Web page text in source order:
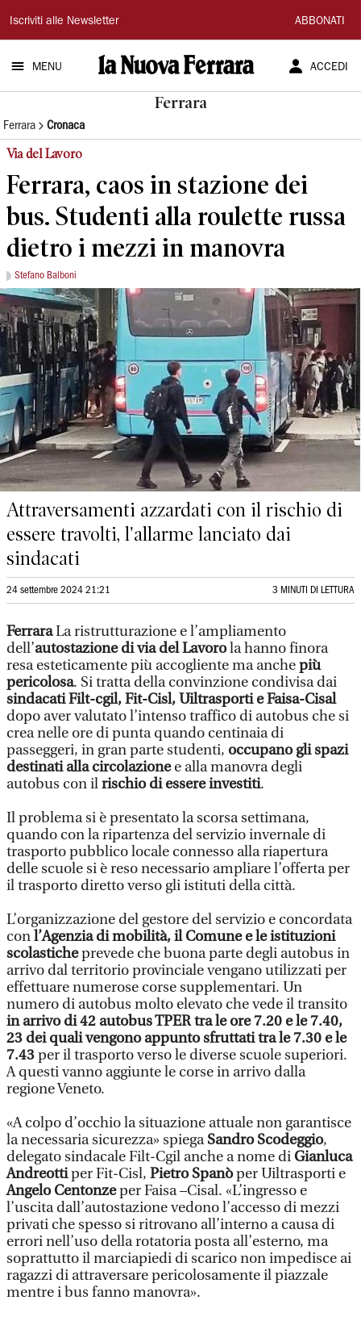
La
Nuova
Ferrara
Iscriviti alle Newsletter ABBONATI
MENU ACCEDI
Ferrara
Ferrara Cronaca
Via del Lavoro
Ferrara, caos in stazione dei
bus. Studenti alla roulette russa
dietro i mezzi in manovra
Stefano Balboni
Attraversamenti azzardati con il rischio di
essere travolti, l'allarme lanciato dai
sindacati
24 settembre 2024 21:21 3 MINUTI DI LETTURA
FerraraLa ristrutturazione e l’ampliamento
dell’autostazione di via del Lavorola hanno finora
resa esteticamente più accogliente ma anchepiù
pericolosa. Si tratta della convinzione condivisa dai
sindacati Filt-cgil, Fit-Cisl, Uiltrasporti e Faisa-Cisal
dopo aver valutato l’intenso traffico di autobus che si
crea nelle ore di punta quando centinaia di
passeggeri, in gran parte studenti, occupano gli spazi
destinati alla circolazionee alla manovra degli
autobus con ilrischio di essere investiti.
Il problema si è presentato la scorsa settimana,
quando con la ripartenza del servizio invernale di
trasporto pubblico locale connesso alla riapertura
delle scuole si è reso necessario ampliare l’offerta per
il trasporto diretto verso gli istituti della città.
L’organizzazione del gestore del servizio e concordata
conl’Agenzia di mobilità, il Comune e le istituzioni
scolasticheprevede che buona parte degli autobus in
arrivo dal territorio provinciale vengano utilizzati per
effettuare numerose corse supplementari. Un
numero di autobus molto elevato che vede il transito
in arrivo di 42 autobus TPER tra le ore 7.20 e le 7.40,
23 dei quali vengono appunto sfruttati tra le 7.30 e le
7.43per il trasporto verso le diverse scuole superiori.
A questi vanno aggiunte le corse in arrivo dalla
regione Veneto.
«A colpo d’occhio la situazione attuale non garantisce
la necessaria sicurezza» spiegaSandro Scodeggio,
delegato sindacale Filt-Cgil anche a nome diGianluca
Andreottiper Fit-Cisl, Pietro Spanòper Uiltrasporti e
Angelo Centonzeper Faisa –Cisal. «L’ingresso e
l’uscita dall’autostazione vedono l’accesso di mezzi
privati che spesso si ritrovano all’interno a causa di
errori nell’uso della rotatoria posta all’esterno, ma
soprattutto il marciapiedi di scarico non impedisce ai
ragazzi di attraversare pericolosamente il piazzale
mentre i bus fanno manovra».